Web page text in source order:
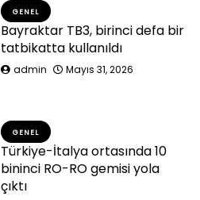
GENEL
Bayraktar TB3, birinci defa bir
tatbikatta kullanıldı
admin Mayıs 31, 2026
GENEL
Türkiye-İtalya ortasında 10
bininci RO-RO gemisi yola
çıktı